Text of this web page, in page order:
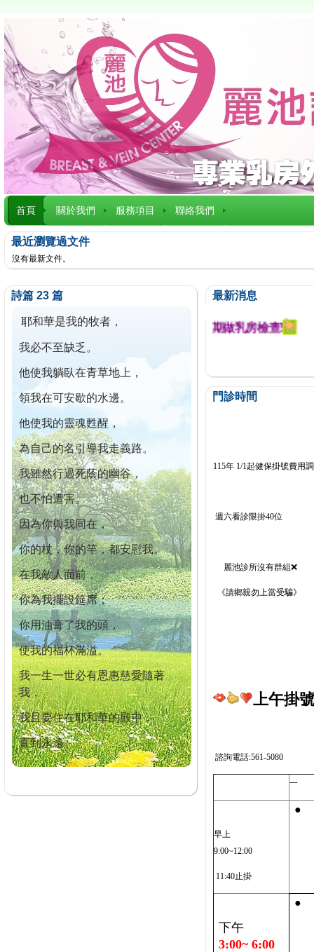
首頁 關於我們 服務項目 聯絡我們
最近瀏覽過文件
沒有最新文件。
詩篇 23 篇
耶和華是我的牧者，
我必不至缺乏。
他使我躺臥在青草地上，
領我在可安歇的水邊。
他使我的靈魂甦醒，
為自己的名引導我走義路。
我雖然行過死蔭的幽谷，
也不怕遭害。
因為你與我同在，
你的杖，你的竿，都安慰我。
在我敵人面前，
你為我擺設筵席；
你用油膏了我的頭，
使我的福杯滿溢。
我一生一世必有恩惠慈愛隨著
我，
我且要住在耶和華的殿中，
直到永遠。
最新消息
今已篩檢出1700位乳癌患者,提醒您定期做乳房檢查!
門診時間
115年 1/1起健保掛號費用
週六看診限掛40位
麗池診所沒有群組❌
《請鄉親勿上當受騙》
上午掛
諮詢電話:561-5080
一
早上
9:00~12:00
11:40止掛
●
下午
3:00~ 6:00
●